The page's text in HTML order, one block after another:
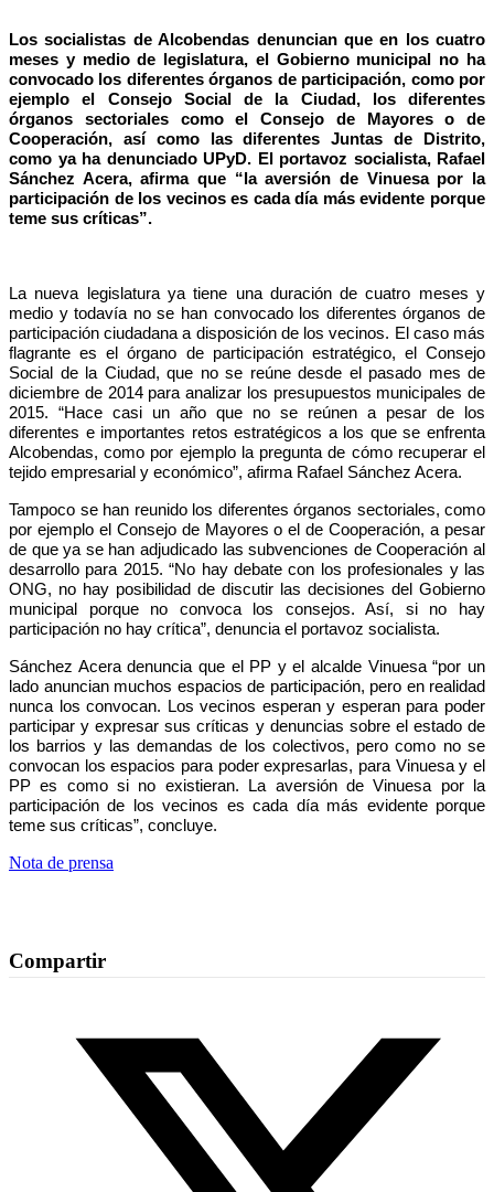
Los socialistas de Alcobendas denuncian que en los cuatro
meses y medio de legislatura, el Gobierno municipal no ha
convocado los diferentes órganos de participación, como por
ejemplo el Consejo Social de la Ciudad, los diferentes
órganos sectoriales como el Consejo de Mayores o de
Cooperación, así como las diferentes Juntas de Distrito,
como ya ha denunciado UPyD. El portavoz socialista, Rafael
Sánchez Acera, afirma que “la aversión de Vinuesa por la
participación de los vecinos es cada día más evidente porque
teme sus críticas”.
La nueva legislatura ya tiene una duración de cuatro meses y
medio y todavía no se han convocado los diferentes órganos de
participación ciudadana a disposición de los vecinos. El caso más
flagrante es el órgano de participación estratégico, el Consejo
Social de la Ciudad, que no se reúne desde el pasado mes de
diciembre de 2014 para analizar los presupuestos municipales de
2015. “Hace casi un año que no se reúnen a pesar de los
diferentes e importantes retos estratégicos a los que se enfrenta
Alcobendas, como por ejemplo la pregunta de cómo recuperar el
tejido empresarial y económico”, afirma Rafael Sánchez Acera.
Tampoco se han reunido los diferentes órganos sectoriales, como
por ejemplo el Consejo de Mayores o el de Cooperación, a pesar
de que ya se han adjudicado las subvenciones de Cooperación al
desarrollo para 2015. “No hay debate con los profesionales y las
ONG, no hay posibilidad de discutir las decisiones del Gobierno
municipal porque no convoca los consejos. Así, si no hay
participación no hay crítica”, denuncia el portavoz socialista.
Sánchez Acera denuncia que el PP y el alcalde Vinuesa “por un
lado anuncian muchos espacios de participación, pero en realidad
nunca los convocan. Los vecinos esperan y esperan para poder
participar y expresar sus críticas y denuncias sobre el estado de
los barrios y las demandas de los colectivos, pero como no se
convocan los espacios para poder expresarlas, para Vinuesa y el
PP es como si no existieran. La aversión de Vinuesa por la
participación de los vecinos es cada día más evidente porque
teme sus críticas”, concluye.
Nota de prensa
Compartir